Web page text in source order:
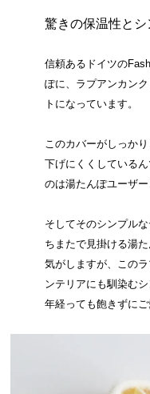
驚きの保温性とシ
信頼あるドイツの
ぽに、ラプアンカン
トになっています。
このカバーがしっか
下げにくくしている
のは湯たんぽユーザー
そしてそのシンプルな
ちまたで見掛ける湯
気がしますが、この
ンテリアにも馴染む
年経っても飽きずにご